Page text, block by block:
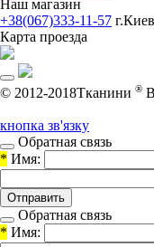
Наш магазин
+38(067)333-11-57
Карта проезда
© 2012-2018Тканини ®
кнопка зв'язку
Обратная связь
* Имя:
Обратная связь
* Имя: